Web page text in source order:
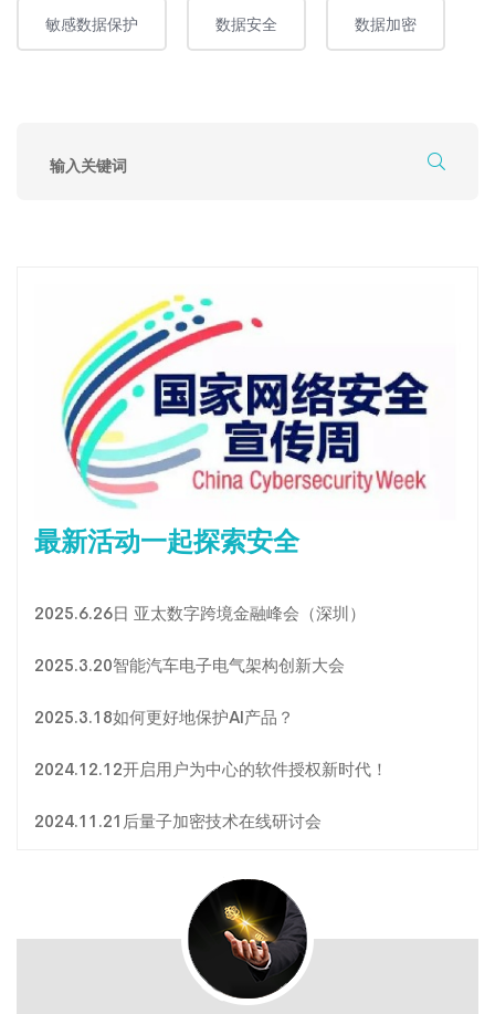
敏感数据保护 数据安全 数据加密
最新活动一起探索安全
2025.6.26日 亚太数字跨境金融峰会（深圳）
2025.3.20智能汽车电子电气架构创新大会
2025.3.18如何更好地保护AI产品？
2024.12.12开启用户为中心的软件授权新时代！
2024.11.21后量子加密技术在线研讨会